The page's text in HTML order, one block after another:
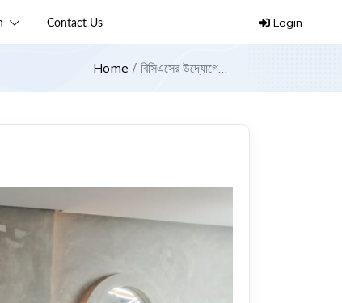
Contact Us Login
Home
বিসিএসের উদ্যোগে